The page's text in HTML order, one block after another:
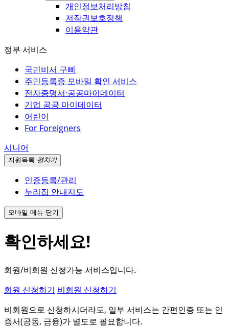
개인정보처리방침
저작권보호정책
이용약관
정부 서비스
국민비서 구삐
주민등록증 모바일 확인 서비스
전자증명서·공공마이데이터
기업 공공 마이데이터
어린이
For Foreigners
시니어
지원 목록 펼치기
인증등록/관리
누리집 안내지도
모바일 메뉴 닫기
확인하세요!
회원/비회원 신청가능 서비스입니다.
회원 신청하기 비회원 신청하기
비회원으로 신청하시더라도, 일부 서비스는 간편인증 또는 인
증서(공동, 금융)가 별도로 필요합니다.